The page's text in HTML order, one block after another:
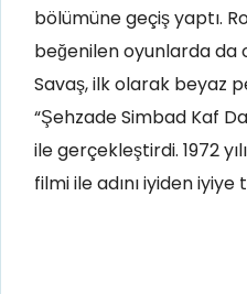
bölümüne geçiş yaptı.
beğenilen oyunlarda da
Savaş, ilk olarak beyaz
“Şehzade Simbad Kaf
ile gerçekleştirdi. 1972
filmi ile adını iyiden